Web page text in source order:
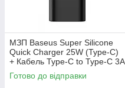
МЗП Baseus Super Silicone
Quick Charger 25W (Type-C)
+ Кабель Type-C to Type-C 3A
(1m) black
Готово до відправки